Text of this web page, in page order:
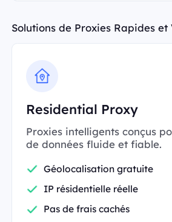
Solutions de Proxies Rapides et
Residential Proxy
Proxies intelligents conçus
de données fluide et fiable.
Géolocalisation gratuite
IP résidentielle réelle
Pas de frais cachés